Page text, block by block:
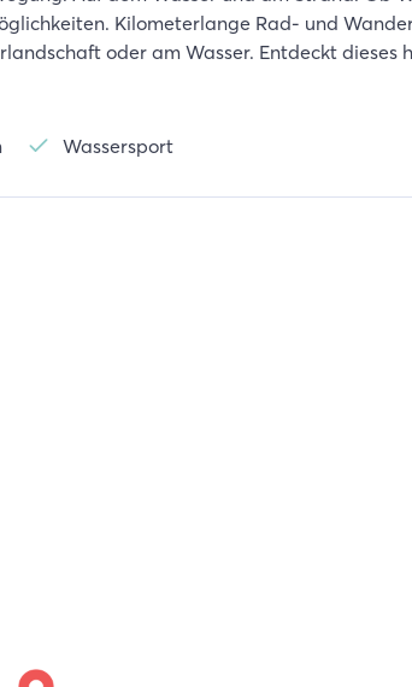
Kilometerlange Rad- und
oder am Wasser. Entdeckt dieses
Wassersport